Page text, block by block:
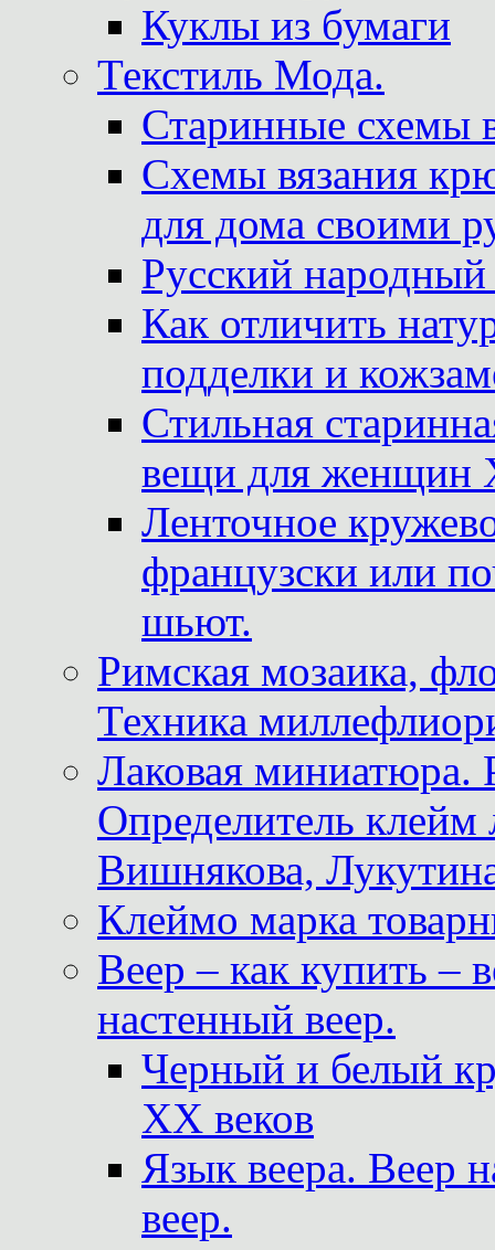
Куклы из бумаги
Текстиль Мода.
Старинные схемы
Схемы вязания
для дома своими
Русский
Как отличить
подделки и
Стильная
вещи для женщин
Ленточное
французски или
шьют.
Римская мозаика,
Техника
Лаковая миниатюра.
Определитель
Вишнякова,
Клеймо марка
Веер – как купить –
настенный веер.
Черный и белый
XX веков
Язык веера. Веер
веер.